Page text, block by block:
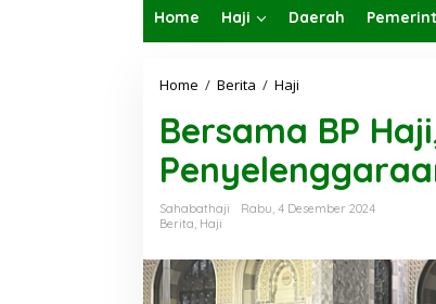
Home Haji Daerah
Home / Berita / Haji
r
s
a
m
a
H
a
j
Bersama BP
Sahabathaji
Rabu, 4 Desember 2024
Berita, Haji